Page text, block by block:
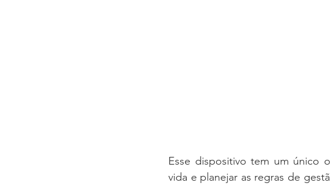
Esse dispositivo tem um único
vida e planejar as regras de